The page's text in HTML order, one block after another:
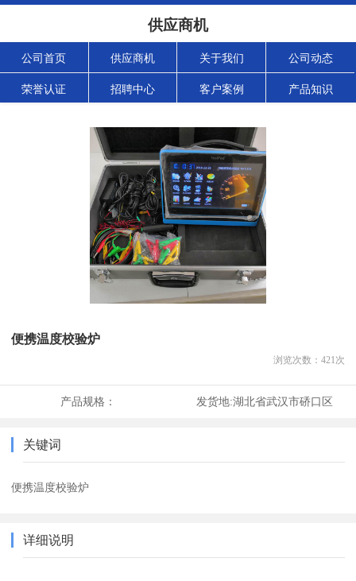
供应商机
公司首页 供应商机 关于我们 公司动态
荣誉认证 招聘中心 客户案例 产品知识
便携温度校验炉
浏览次数： 421次
产品规格： 发货地:湖北省武汉市硚口区
关键词
便携温度校验炉
详细说明